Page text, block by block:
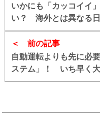
前の記事
自動運転よりも先に必
ステム」！ いち早く
いかにも「カッコイイ
い？ 海外とは異なる